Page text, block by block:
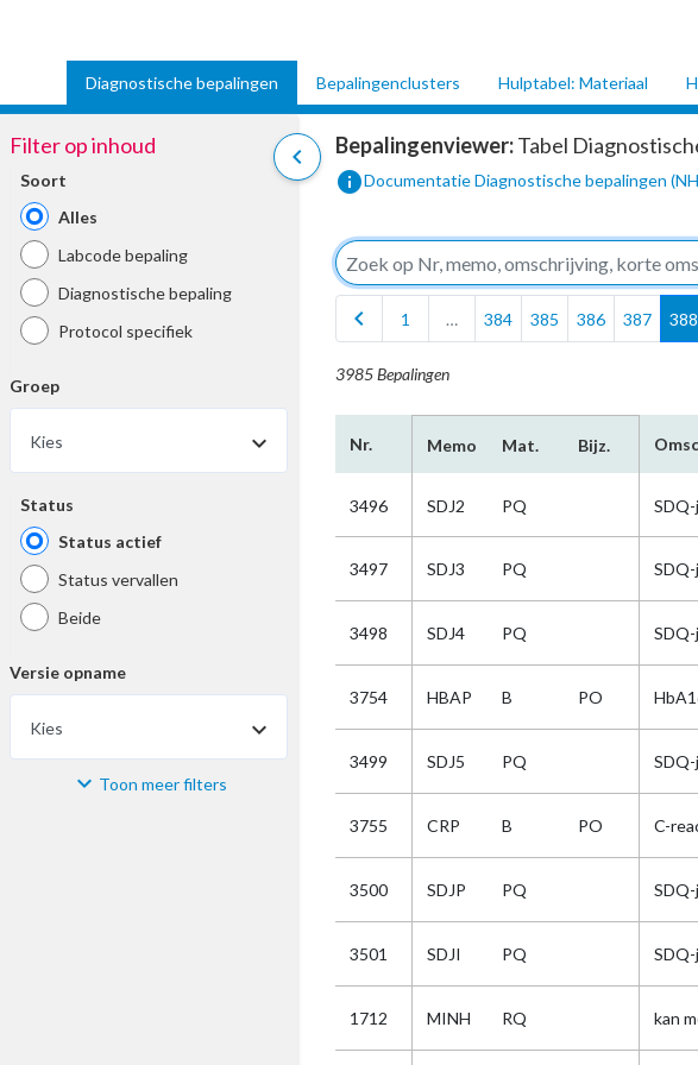
Diagnostische bepalingen Bepalingenclusters Hulptabel: Materiaal
chevron_left
Filter op inhoud
Soort
Alles
Labcode bepaling
Diagnostische bepaling
Protocol specifiek
Groep
Kies
Status
Status actief
Status vervallen
Beide
Versie opname
Kies
Materiaal Toon meer filters
Bepalingenviewer:Tabel
infoDocumentatie Diagnostische bepalingen
chevron_left
1 … 384 385 386 387 388
3985 Bepalingen
Nr. Memo Mat. Bijz.
3496 SDJ2 PQ
3497 SDJ3 PQ
3498 SDJ4 PQ
3754 HBAP B PO
3499 SDJ5 PQ
3755 CRP B PO C-
3500 SDJP PQ
3501 SDJI PQ
1712 MINH RQ kan